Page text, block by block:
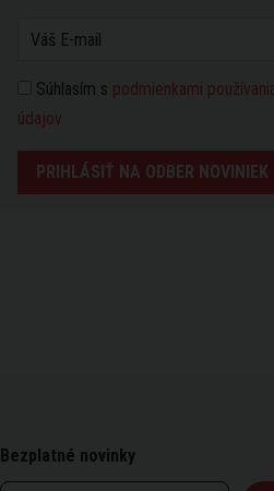
Súhlasím s podmienkami
údajov
PRIHLÁSIŤ NA ODBER NOVINIEK
Bezplatné novinky